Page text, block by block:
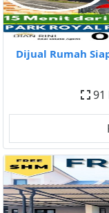
Dijual Rumah
91